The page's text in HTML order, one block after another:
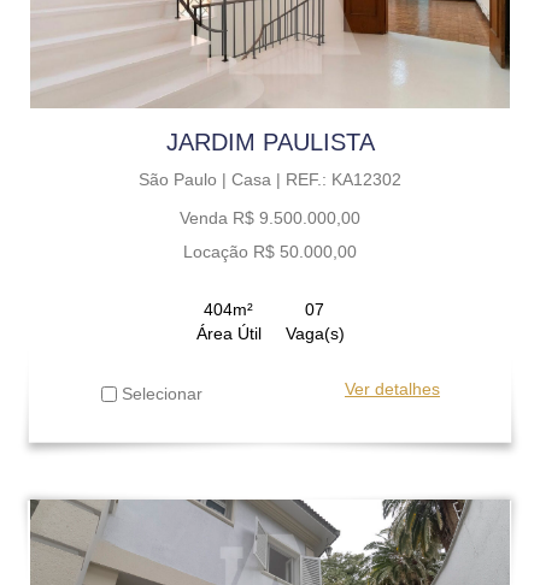
JARDIM PAULISTA
São Paulo | Casa | REF.: KA12302
Venda R$ 9.500.000,00
Locação R$ 50.000,00
404m²
Área Útil
07
Vaga(s)
Selecionar Ver detalhes